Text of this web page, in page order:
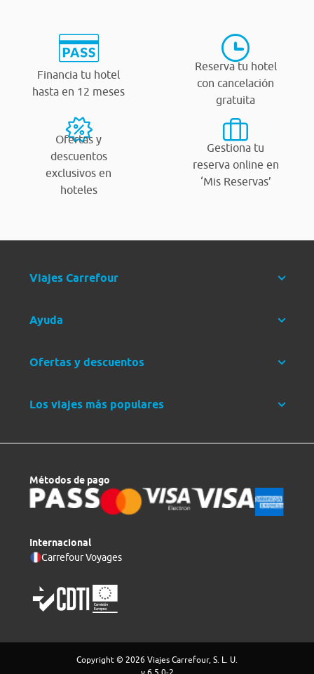
Financia tu hotel
hasta en 12 meses
Reserva tu hotel
con cancelación
gratuita
Ofertas y
descuentos
exclusivos en
hoteles
Gestiona tu
reserva online en
‘Mis Reservas’
Viajes Carrefour
Ayuda
Ofertas y descuentos
Los viajes más populares
Métodos de pago
Internacional
Carrefour Voyages
Copyright © 2026 Viajes Carrefour, S. L. U.